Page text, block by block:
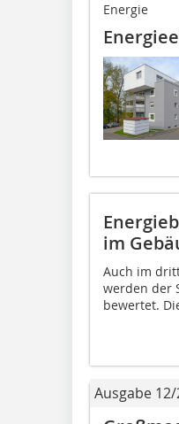
Energie
im
Auch im
werden der
bewertet.
Ausgabe 12/